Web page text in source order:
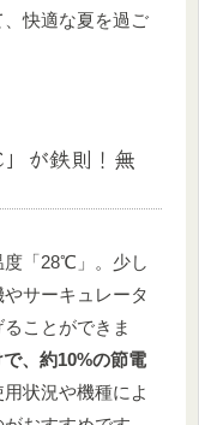
快適な夏を過ご
が鉄則！無
度「28℃」。少し
サーキュレータ
ことができま
、約10%の節電
状況や機種によ